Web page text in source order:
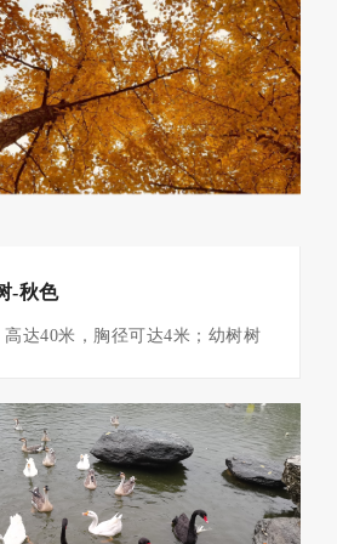
-秋色
高达40米，胸径可达4米；幼树树
幼年及壮年树冠圆锥形，老则广卵
近轮生，斜上伸展（雌株的大枝常
开展）；一年生的长枝淡褐黄色，